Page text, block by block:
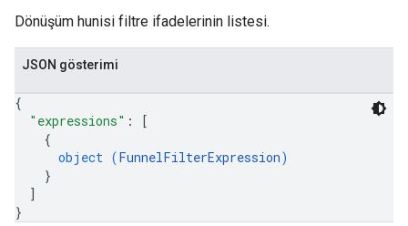
Dönüşüm hunisi filtre ifadelerinin listesi.
JSON gösterimi
{
"expressions" :
[
{
object (FunnelFilterExpression)
}
]
}